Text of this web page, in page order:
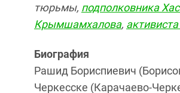
тюрьмы, подполковника
Крымшамхалова,
Биография
Рашид Бориспиевич
Черкесске (Карачаево-